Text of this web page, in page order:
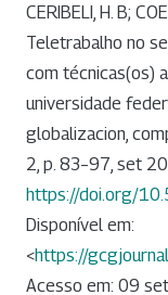
CERIBELI, H. B;
Teletrabalho no
com técnicas(os)
universidade
globalizacion,
2, p. 83–97, set
https://doi.org/
Disponível em:
<https://
Acesso em: 09